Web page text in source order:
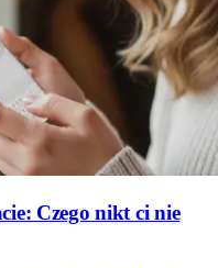
Czego nikt ci nie